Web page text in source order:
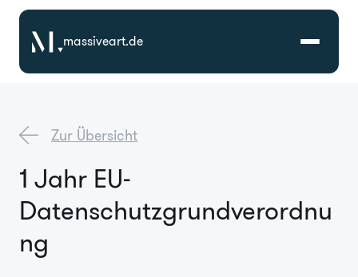
massiveart.de
Referenzen
Branchen
Zur Übersicht
1 Jahr EU-
Datenschutzgrundverordnu
ng